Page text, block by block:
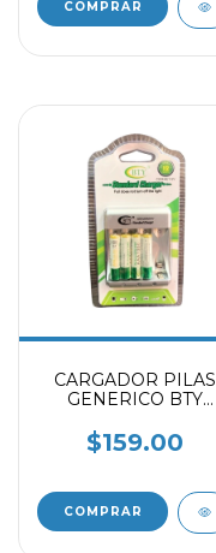
CARGADOR PILAS
GENERICO BTY
$159.00